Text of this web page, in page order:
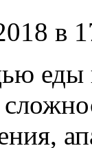
в
еды